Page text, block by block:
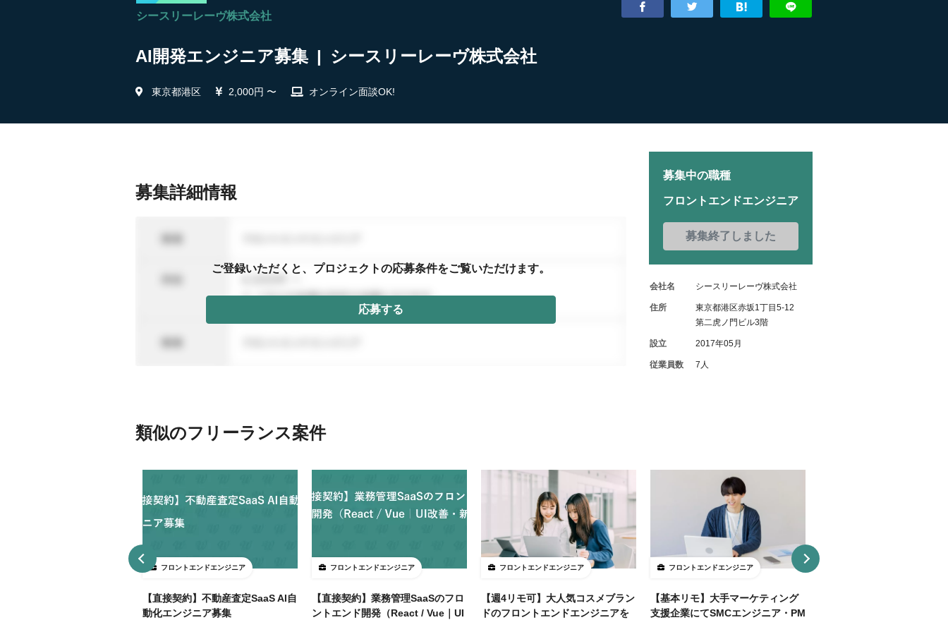
シースリーレーヴ株式会社
AI開発エンジニア募集 | シースリーレーヴ株式会社
東京都港区 2,000円 〜 オンライン面談OK!
募集詳細情報
ご登録いただくと、プロジェクトの応募条件をご覧いただけます。
応募する
募集中の職種
フロントエンドエンジニア
募集終了しました
会社名 シースリーレーヴ株式会社
住所
東京都港区赤坂1丁目5-12
第二虎ノ門ビル3階
設立 2017年05月
従業員数 7人
類似のフリーランス案件
フロントエンドエンジニア
【直接契約】不動産査定SaaS AI自
動化エンジニア募集
フロントエンドエンジニア
【直接契約】業務管理SaaSのフロ
ントエンド開発（React / Vue｜UI
フロントエンドエンジニア
【週4リモ可】大人気コスメブラン
ドのフロントエンドエンジニアを
フロントエンドエンジニア
【基本リモ】大手マーケティング
支援企業にてSMCエンジニア・PM